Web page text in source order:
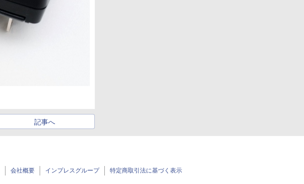
記事へ
会社概要 インプレスグループ 特定商取引法に基づく表示